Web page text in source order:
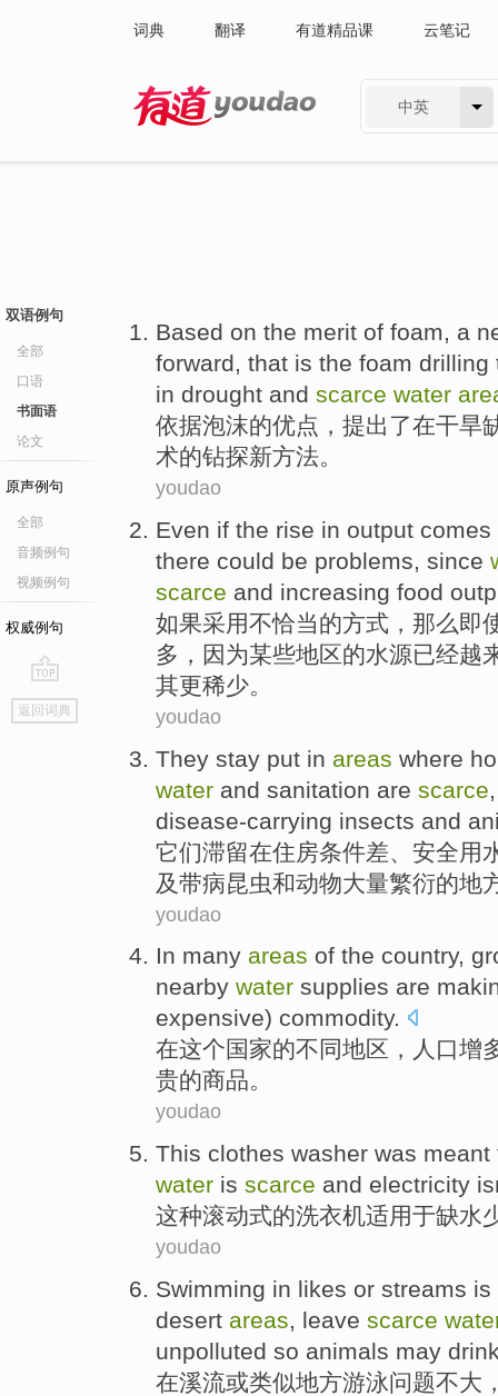
词典 翻译 有道精品课 云笔记
中英
双语例句
全部
口语
书面语
论文
原声例句
全部
音频例句
视频例句
权威例句
go
top
返回词典
Based on the merit of foam, a
forward, that is the foam drilling
in drought and scarce water
依据泡沫的优点 ， 提出了在干旱
术的钻探新方法。
youdao
Even if the rise in output
there could be problems, since
scarce and increasing food
如果采用不恰当的方式 ，那么即
多 ， 因为某些地区的水源已经越
其更稀少。
youdao
They stay put in areas where
water and sanitation are scarce
disease-carrying insects and
它们滞留在住房条件差 安全用
及带病昆虫和动物大量繁衍的地
youdao
In many areas of the country,
nearby water supplies are
expensive) commodity.
在这个国家的不同地区 ，人口增
贵的商品。
youdao
This clothes washer was
water is scarce and electricity
这种滚动式的洗衣机适用于缺水
youdao
Swimming in likes or streams
desert areas, leave scarce
unpolluted so animals may
在溪流或类似地方游泳问题不大